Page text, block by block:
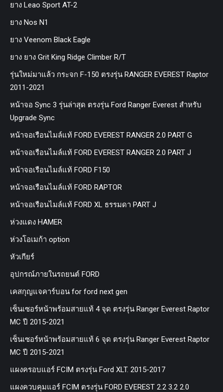
ยาง Leao Sport AT-2
ยาง Nos N1
ยาง Veenom Black Eagle
ยาง ยาง Grit King Ridge Climber R/T
รุ่นใหม่มาแล้ว กระจก F-150 ตรงรุ่น RANGER EVEREST Raptor
2011-2021
หน้าจอ Sync 3 รุ่นล่าสุด ตรงรุ่น Ford Ranger Everest สำหรับ
Upgrade Sync
หน้าจอเรือนไมล์แท้ FORD EVEREST RANGER 2.0 PART G
หน้าจอเรือนไมล์แท้ FORD EVEREST RANGER 2.0 PART J
หน้าจอเรือนไมล์แท้ FORD F150
หน้าจอเรือนไมล์แท้ FORD RAPTOR
หน้าจอเรือนไมล์แท้ FORD XL ธรรมดา PART J
ห่วงแดง HAMER
ห่วงโอเมก้า option
หัวเกียร์
อุปกรณ์ภายในรถยนต์ FORD
เคสกุญแจคาร์บอน for ford next gen
เซ็นเซอร์หน้าพร้อมสายแท้ 4 จุด ตรงรุ่น Ranger Everest Raptor
MC ปี 2015-2021
เซ็นเซอร์หน้าพร้อมสายแท้ 6 จุด ตรงรุ่น Ranger Everest Raptor
MC ปี 2015-2021
แผงครอบแอร์ FCIM ตรงรุ่น Ford XLT. 2015-2017
แผงควบคุมแอร์ FCIM ตรงรุ่น FORD EVEREST 2.2 3.2 2.0